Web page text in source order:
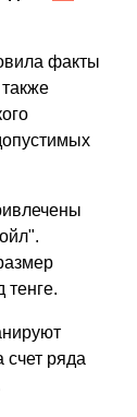
факты
тенге.
ряда